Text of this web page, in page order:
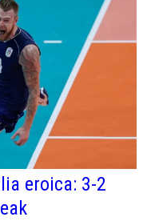
eroica: 3-2